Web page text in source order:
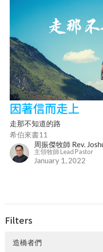
因著信而走上
走那不知道的路
希伯來書11
周振傑牧師 Rev.
主領牧師 Lead Pastor
January 1, 2022
Filters
造橋者們